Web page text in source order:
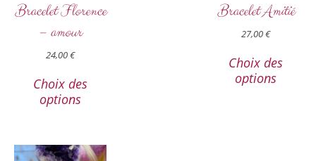
Bracelet Florence
– amour
24,00€
Choix des
options
Bracelet Amitié
27,00€
Choix des
options